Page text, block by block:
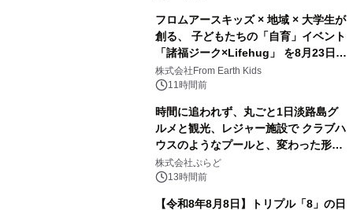
フロムアースキッズ × 地域 × 大学生が
創る、 子どもたちの「自育」イベント
「諸福ジーク×Lifehug」 を8月23日
(日)開催
株式会社From Earth Kids
11時間前
時間に追われず、丸ごと1日淡路島グ
ルメと観光、レジャー施設で クラブハ
ウスのようなプールと、変わった形の
サウナも 「THE BOXY AWAJI」のお
得な素泊まり連泊プランで
株式会社ぷらど
13時間前
【令和8年8月8日】トリプル「8」の日